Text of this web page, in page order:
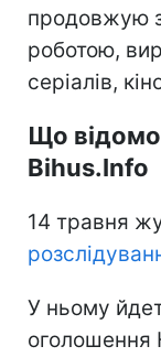
продовжую
роботою,
серіалів,
Що відомо
Bihus.Info
14 травня
У ньому
оголошення